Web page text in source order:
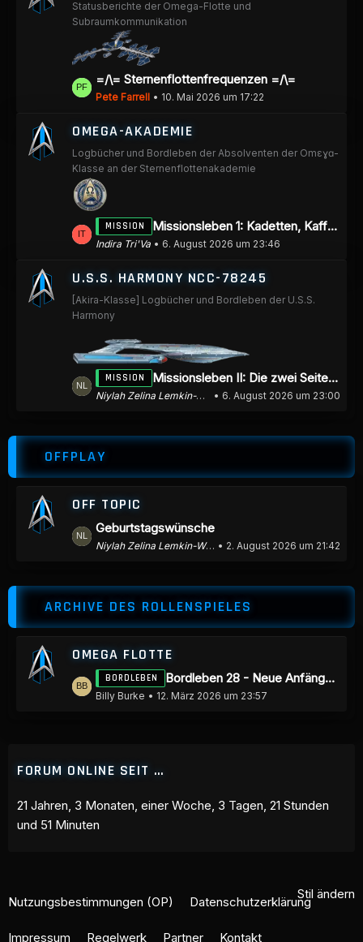
i
r
g
Statusberichte der Omega-Flotte und
Subraumkommunikation
L
e
z
t
e
B
i
r
ä
g
=/\= Sternenflottenfrequenzen =/\=
Pete Farrell 10. Mai 2026 um 17:22
OMEGA-AKADEMIE
Logbücher und Bordleben der Absolventen der Omεɣɑ-
Klasse an der Sternenflottenakademie
L
e
z
t
e
e
i
ä
g
e
MISSION Missionsleben 1: Kadetten, Kaffee und Katastrophen
Indira Tri'Va 6. August 2026 um 23:46
U.S.S. HARMONY NCC-78245
[Akira-Klasse] Logbücher und Bordleben der U.S.S.
Harmony
L
e
z
t
e
e
i
ä
g
e
MISSION Missionsleben II: Die zwei Seiten des Spiegels
Niylah Zelina Lemkin-Wick 6. August 2026 um 23:00
OFFPLAY
OFF TOPIC
L
e
z
t
e
e
i
g
Geburtstagswünsche
Niylah Zelina Lemkin-Wick 2. August 2026 um 21:42
ARCHIVE DES ROLLENSPIELES
OMEGA FLOTTE
L
e
e
e
i
g
BORDLEBEN Bordleben 28 - Neue Anfänge, entscheidende Veränderungen
Billy Burke 12. März 2026 um 23:57
FORUM ONLINE SEIT …
21 Jahren, 3 Monaten, einer Woche, 3 Tagen, 21 Stunden
und 51 Minuten
Stil ändern
Nutzungsbestimmungen (OP) Datenschutzerklärung
Impressum Regelwerk Partner Kontakt